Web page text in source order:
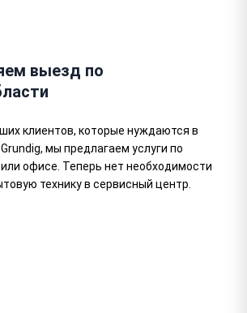
выезд по
клиентов, которые нуждаются в
мы предлагаем услуги по
офисе. Теперь нет необходимости
технику в сервисный центр.